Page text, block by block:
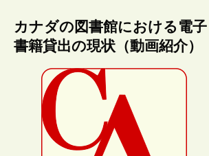
カナダの図書館における電子
書籍貸出の現状（動画紹介）